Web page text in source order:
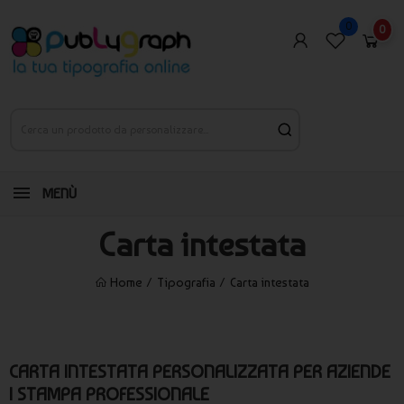
0 0
MENÙ
Carta intestata
Home Tipografia Carta intestata
CARTA INTESTATA PERSONALIZZATA PER AZIENDE
| STAMPA PROFESSIONALE